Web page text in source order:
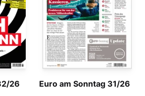
26 Euro am Sonntag 31/26